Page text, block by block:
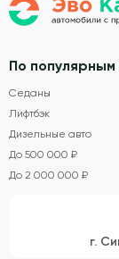
По
Седаны
Лифтбэк
Дизельные авто
До 500 000 ₽
До 2 000 000 ₽
г.